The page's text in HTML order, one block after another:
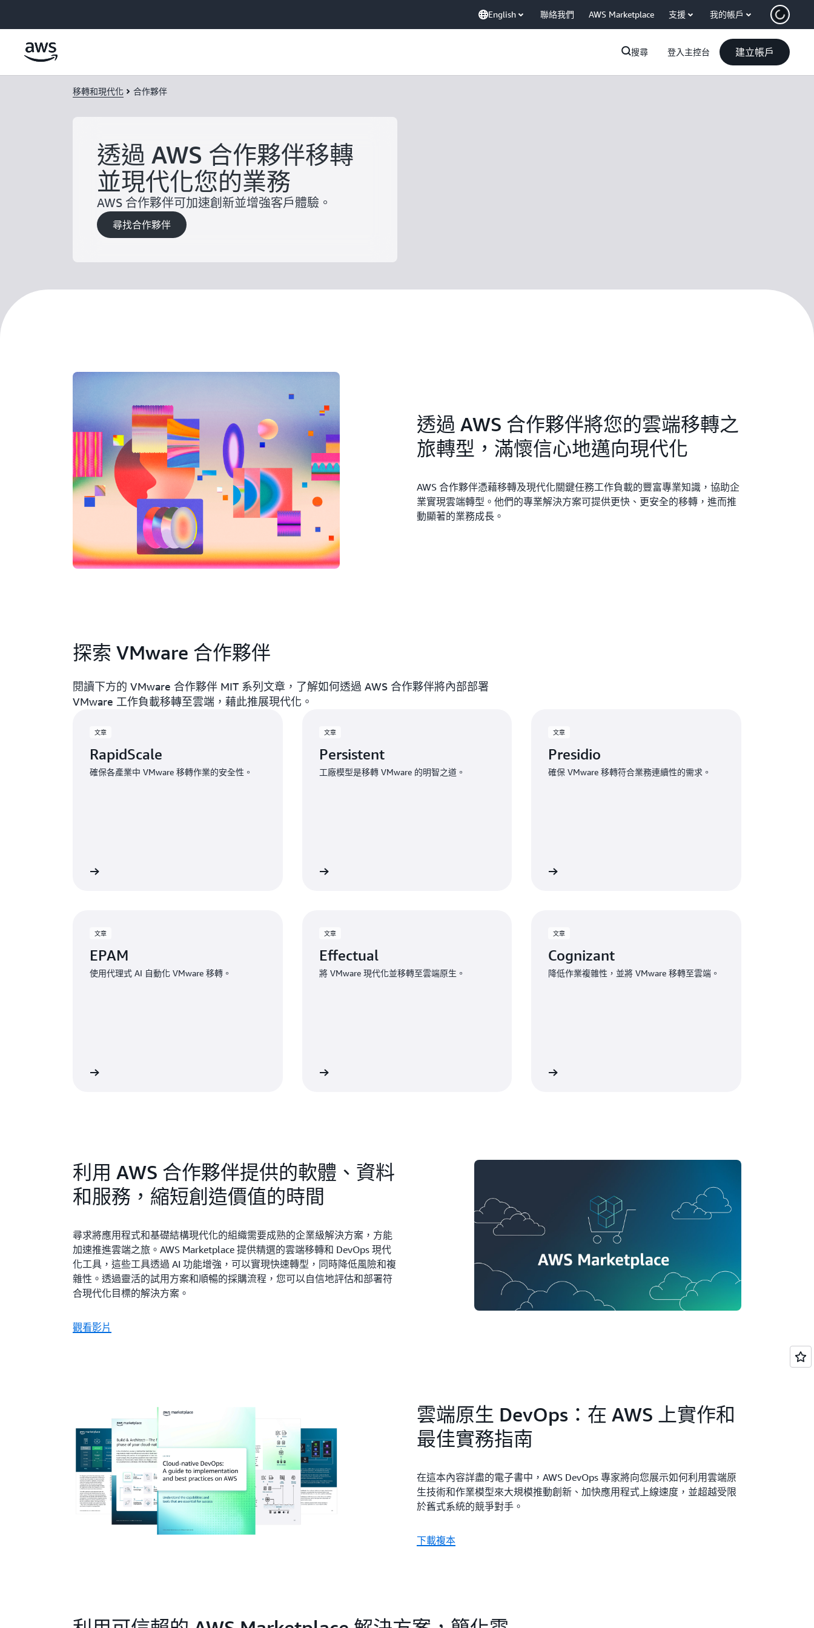
English 聯絡我們 AWS Marketplace 支援 我的帳戶
搜尋 登入主控台 建立帳戶
移轉和現代化 合作夥伴
透過 AWS 合作夥伴移轉
並現代化您的業務
AWS 合作夥伴可加速創新並增強客戶體驗。
尋找合作夥伴
透過 AWS 合作夥伴將您的雲端移轉之
旅轉型，滿懷信心地邁向現代化
AWS 合作夥伴憑藉移轉及現代化關鍵任務工作負載的豐富專業知識，協助企
業實現雲端轉型。他們的專業解決方案可提供更快、更安全的移轉，進而推
動顯著的業務成長。
探索 VMware 合作夥伴
閱讀下方的 VMware 合作夥伴 MIT 系列文章，了解如何透過 AWS 合作夥伴將內部部署
VMware 工作負載移轉至雲端，藉此推展現代化。
文章
RapidScale
確保各產業中 VMware 移轉作業的安全性。
文章
Persistent
工廠模型是移轉 VMware 的明智之道。
文章
Presidio
確保 VMware 移轉符合業務連續性的需求。
文章
EPAM
使用代理式 AI 自動化 VMware 移轉。
文章
Effectual
將 VMware 現代化並移轉至雲端原生。
文章
Cognizant
降低作業複雜性，並將 VMware 移轉至雲端。
利用 AWS 合作夥伴提供的軟體、資料
和服務，縮短創造價值的時間
尋求將應用程式和基礎結構現代化的組織需要成熟的企業級解決方案，方能
加速推進雲端之旅。AWS Marketplace 提供精選的雲端移轉和 DevOps 現代
化工具，這些工具透過 AI 功能增強，可以實現快速轉型，同時降低風險和複
雜性。透過靈活的試用方案和順暢的採購流程，您可以自信地評估和部署符
合現代化目標的解決方案。
觀看影片
雲端原生 DevOps：在 AWS 上實作和
最佳實務指南
在這本內容詳盡的電子書中，AWS DevOps 專家將向您展示如何利用雲端原
生技術和作業模型來大規模推動創新、加快應用程式上線速度，並超越受限
於舊式系統的競爭對手。
下載複本